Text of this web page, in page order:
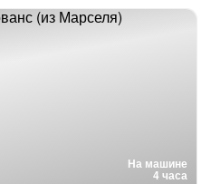
На машине
4 часа